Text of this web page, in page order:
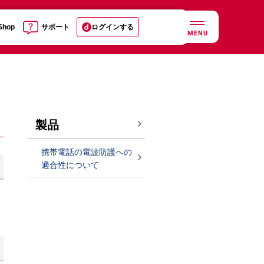
サポート ログインする
MENU
製品
携帯電話の電波防護への
適合性について